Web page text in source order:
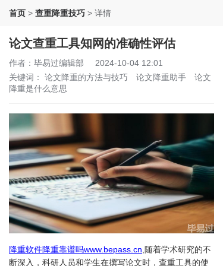
首页 > 查重降重技巧 > 详情
论文查重工具知网的准确性评估
作者：毕易过编辑部
2024-10-04 12:01
关键词： 论文降重的方法与技巧 论文降重助手
论文
降重是什么意思
降重软件降重靠谱吗www.bepass.cn ,随着学术研究的不
断深入，科研人员和学生在撰写论文时，查重工具的使